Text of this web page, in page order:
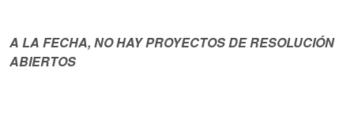
A LA FECHA, NO HAY PROYECTOS DE RESOLUCIÓN
ABIERTOS